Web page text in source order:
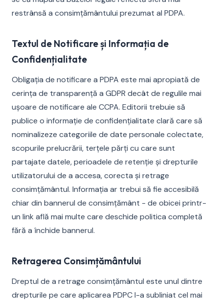
restrânsă a consimțământului prezumat al PDPA.
Textul de Notificare și Informația de
Confidențialitate
Obligația de notificare a PDPA este mai apropiată de
cerința de transparență a GDPR decât de regulile mai
ușoare de notificare ale CCPA. Editorii trebuie să
publice o informație de confidențialitate clară care să
nominalizeze categoriile de date personale colectate,
scopurile prelucrării, terțele părți cu care sunt
partajate datele, perioadele de retenție și drepturile
utilizatorului de a accesa, corecta și retrage
consimțământul. Informația ar trebui să fie accesibilă
chiar din bannerul de consimțământ - de obicei printr-
un link află mai multe care deschide politica completă
fără a închide bannerul.
Retragerea Consimțământului
Dreptul de a retrage consimțământul este unul dintre
drepturile pe care aplicarea PDPC l-a subliniat cel mai